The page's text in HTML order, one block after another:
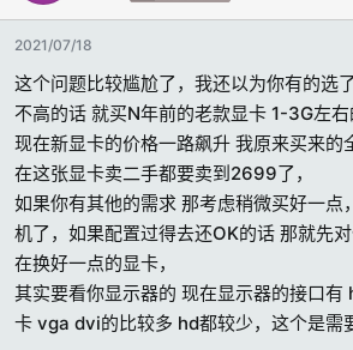
2021/07/18
这个问题比较尴尬了，我还以为你有的选
不高的话 就买N年前的老款显卡 1-3G左右
现在新显卡的价格一路飙升 我原来买来
在这张显卡卖二手都要卖到2699了，
如果你有其他的需求 那考虑稍微买好一点
机了，如果配置过得去还OK的话 那就先
在换好一点的显卡，
其实要看你显示器的 现在显示器的接口有
卡 vga dvi的比较多 hd都较少，这个是需